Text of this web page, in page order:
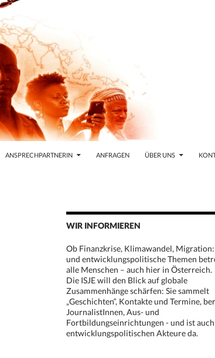
ANSPRECHPARTNERIN ANFRAGEN ÜBER UNS
WIR INFORMIEREN
Ob Finanzkrise, Klimawandel,
und entwicklungspolitische Themen
alle Menschen – auch hier in Österreich.
Die ISJE will den Blick auf globale
Zusammenhänge schärfen: Sie sammelt
„Geschichten“, Kontakte und Termine,
JournalistInnen, Aus- und
Fortbildungseinrichtungen - und ist
entwicklungspolitischen Akteure da.